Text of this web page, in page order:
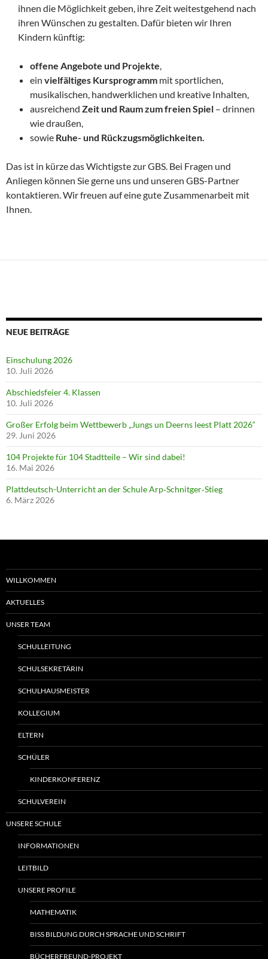
ihnen die Möglichkeit geben, ihre Zeit weitestgehend nach
ihren Wünschen zu gestalten. Dafür bieten wir Ihren
Kindern künftig:
offene Angebote und Projekte
ein vielfältiges Kursprogramm mit sportlichen,
musikalischen, handwerklichen und kreative Inhalten,
ausreichend Zeit und Raum zum freien Spiel – drinnen
wie draußen,
sowie Ruhe- und Rückzugsmöglichkeiten.
Das ist in kürze das Wichtigste zur GBS. Bei Fragen und
Anliegen können Sie gerne uns und unseren GBS-Partner
kontaktieren. Wir freuen auf eine gute Zusammenarbeit mit
Ihnen.
NEUE BEITRÄGE
Einschulung 2026
10. Juli 2026
Abschiedsfeier 4. Klassen
10. Juli 2026
Großer Erfolg beim Wettbewerb „Jungs un Deerns leest Platt 2026“
29. Juni 2026
104 Projekte für 104 Stadtteile – Wir sind dabei!
16. Mai 2026
Plattdeutsch-Unterricht an der Schule Arp‑Schnitger‑Stieg
6. März 2026
WILLKOMMEN
AKTUELLES
UNSER TEAM
SCHULLEITUNG
SCHULSEKRETÄRIN
SCHULHAUSMEISTER
KOLLEGIUM
ELTERN
SCHÜLER
KINDERKONFERENZ
SCHULVEREIN
UNSERE SCHULE
INFORMATIONEN
LEITBILD
UNSERE PROFILE
MATHEMATIK
BISS BILDUNG DURCH SPRACHE UND SCHRIFT
BÜCHERFREUND-PROJEKT